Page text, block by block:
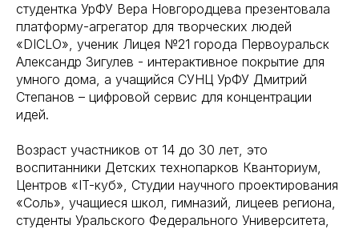
студентка УрФУ Вера Новгородцева презентовала
платформу-агрегатор для творческих людей
«DICLO», ученик Лицея №21 города Первоуральск
Александр Зигулев - интерактивное покрытие для
умного дома, а учащийся СУНЦ УрФУ Дмитрий
Степанов – цифровой сервис для концентрации
идей.
Возраст участников от 14 до 30 лет, это
воспитанники Детских технопарков Кванториум,
Центров «IT-куб», Студии научного проектирования
«Соль», учащиеся школ, гимназий, лицеев региона,
студенты Уральского Федерального Университета,